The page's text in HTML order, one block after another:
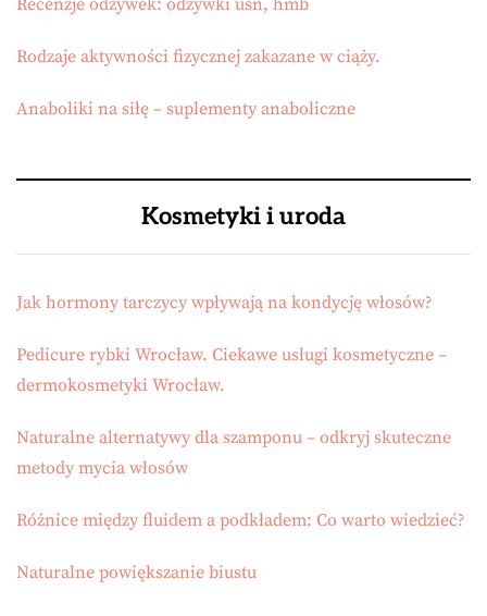
Rodzaje aktywności fizycznej zakazane w ciąży.
Anaboliki na siłę – suplementy anaboliczne
Kosmetyki i uroda
Jak hormony tarczycy wpływają na kondycję włosów?
Pedicure rybki Wrocław. Ciekawe usługi kosmetyczne –
dermokosmetyki Wrocław.
Naturalne alternatywy dla szamponu – odkryj skuteczne
metody mycia włosów
Różnice między fluidem a podkładem: Co warto wiedzieć?
Naturalne powiększanie biustu